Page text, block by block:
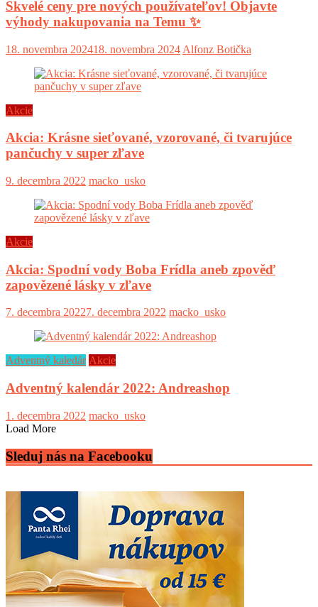
Skvelé ceny pre nových používateľov! Objavte
výhody nakupovania na Temu ✨
18. novembra 202418. novembra 2024 Alfonz Botička
Akcie
Akcia: Krásne sieťované, vzorované, či tvarujúce
pančuchy v super zľave
9. decembra 2022 macko_usko
Akcie
Akcia: Spodní vody Boba Frídla aneb zpověď
zapovězené lásky v zľave
7. decembra 20227. decembra 2022 macko_usko
Adventný kaledár Akcie
Adventný kalendár 2022: Andreashop
1. decembra 2022 macko_usko
Load More
Sleduj nás na Facebooku